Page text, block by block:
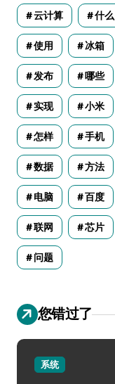
云计算 什么
使用 冰箱
发布 哪些
实现 小米
怎样 手机
数据 方法
电脑 百度
联网 芯片
问题
您错过了
系统